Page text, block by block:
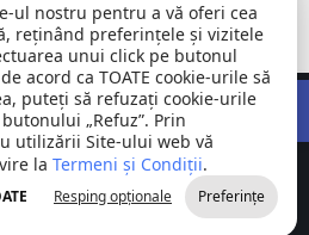
Comuna
Stejaru |
județul Tulcea
©
2026
Toate
drepturile
rezervate
Relații Publice SRL
ul nostru pentru a vă oferi cea
reținând preferințele și vizitele
unui click pe butonul
acord ca TOATE cookie-urile să
puteți să refuzați cookie-urile
„Refuz”. Prin
utilizării Site-ului web vă
la Termeni și Condiții.
Resping opționale Preferințe